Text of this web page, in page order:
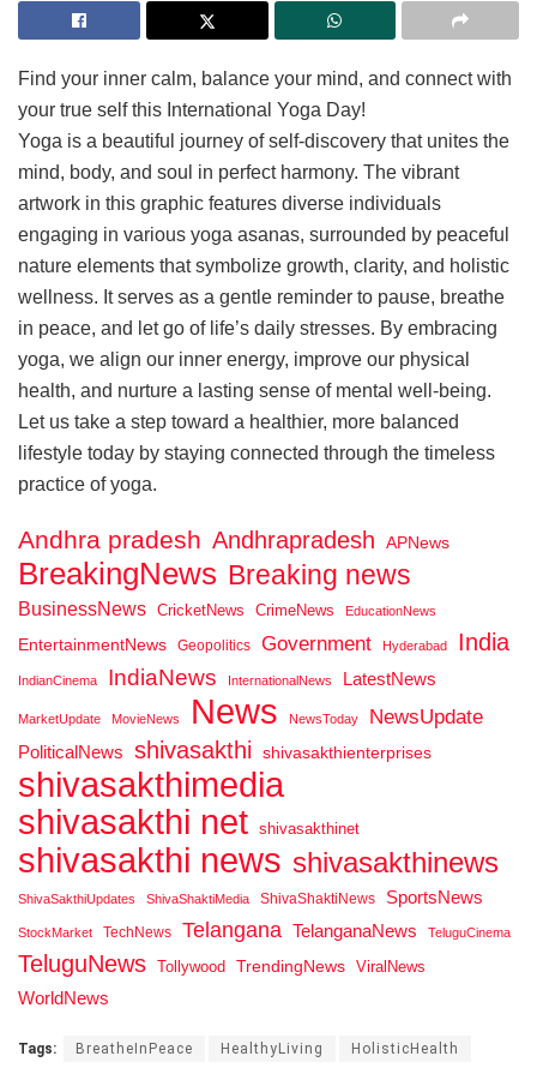
Find your inner calm, balance your mind, and connect with
your true self this International Yoga Day!
Yoga is a beautiful journey of self-discovery that unites the
mind, body, and soul in perfect harmony. The vibrant
artwork in this graphic features diverse individuals
engaging in various yoga asanas, surrounded by peaceful
nature elements that symbolize growth, clarity, and holistic
wellness. It serves as a gentle reminder to pause, breathe
in peace, and let go of life’s daily stresses. By embracing
yoga, we align our inner energy, improve our physical
health, and nurture a lasting sense of mental well-being.
Let us take a step toward a healthier, more balanced
lifestyle today by staying connected through the timeless
practice of yoga.
Andhra pradesh Andhrapradesh APNews
BreakingNews Breaking news
BusinessNews CricketNews CrimeNews EducationNews
EntertainmentNews Geopolitics Government Hyderabad India
IndianCinema IndiaNews InternationalNews LatestNews
MarketUpdate MovieNews News NewsToday NewsUpdate
PoliticalNews shivasakthi shivasakthienterprises
shivasakthimedia
shivasakthi net shivasakthinet
shivasakthi news shivasakthinews
ShivaSakthiUpdates ShivaShaktiMedia ShivaShaktiNews SportsNews
StockMarket TechNews Telangana TelanganaNews TeluguCinema
TeluguNews Tollywood TrendingNews ViralNews
WorldNews
Tags: BreatheInPeace HealthyLiving HolisticHealth